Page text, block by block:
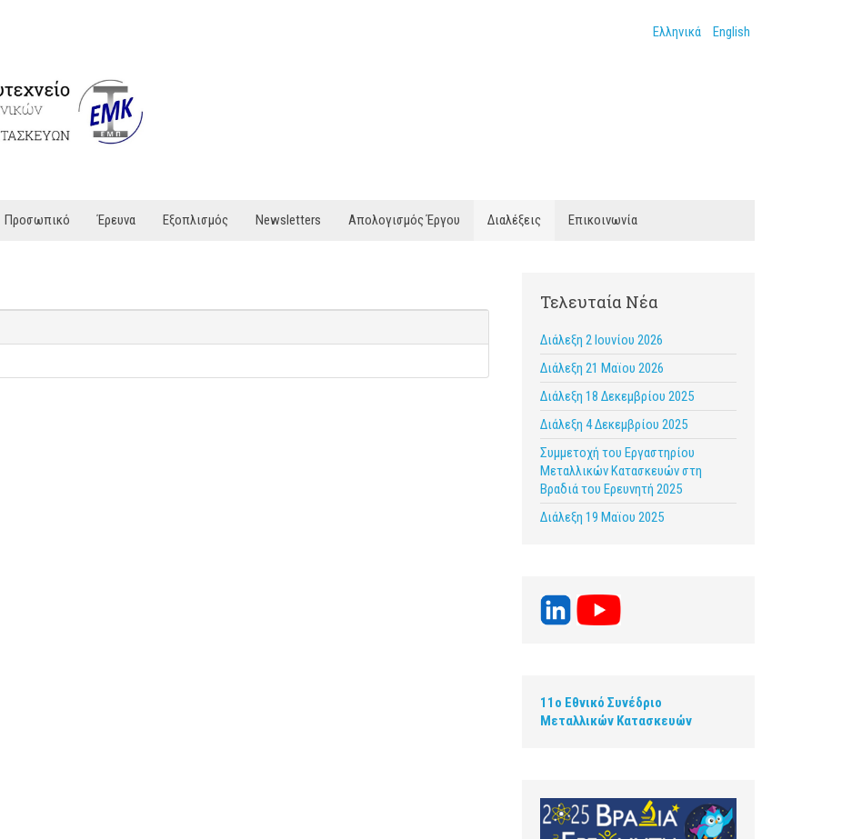
Ελληνικά English
Προσωπικό Έρευνα Εξοπλισμός Newsletters Απολογισμός Έργου Διαλέξεις Επικοινωνία
Τελευταία Νέα
Διάλεξη 2 Ιουνίου 2026
Διάλεξη 21 Μαϊου 2026
Διάλεξη 18 Δεκεμβρίου 2025
Διάλεξη 4 Δεκεμβρίου 2025
Συμμετοχή του Εργαστηρίου
Μεταλλικών Κατασκευών στη
Βραδιά του Ερευνητή 2025
Διάλεξη 19 Μαϊου 2025
11ο Εθνικό Συνέδριο
Μεταλλικών Κατασκευών